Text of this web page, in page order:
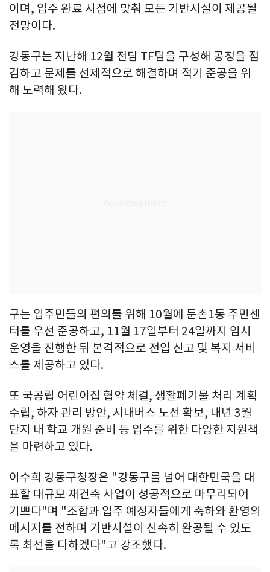
이며, 입주 완료 시점에 맞춰 모든 기반시설이 제공될
전망이다.
강동구는 지난해 12월 전담 TF팀을 구성해 공정을 점
검하고 문제를 선제적으로 해결하며 적기 준공을 위
해 노력해 왔다.
구는 입주민들의 편의를 위해 10월에 둔촌1동 주민센
터를 우선 준공하고, 11월 17일부터 24일까지 임시
운영을 진행한 뒤 본격적으로 전입 신고 및 복지 서비
스를 제공하고 있다.
또 국공립 어린이집 협약 체결, 생활폐기물 처리 계획
수립, 하자 관리 방안, 시내버스 노선 확보, 내년 3월
단지 내 학교 개원 준비 등 입주를 위한 다양한 지원책
을 마련하고 있다.
이수희 강동구청장은 "강동구를 넘어 대한민국을 대
표할 대규모 재건축 사업이 성공적으로 마무리되어
기쁘다"며 "조합과 입주 예정자들에게 축하와 환영의
메시지를 전하며 기반시설이 신속히 완공될 수 있도
록 최선을 다하겠다"고 강조했다.